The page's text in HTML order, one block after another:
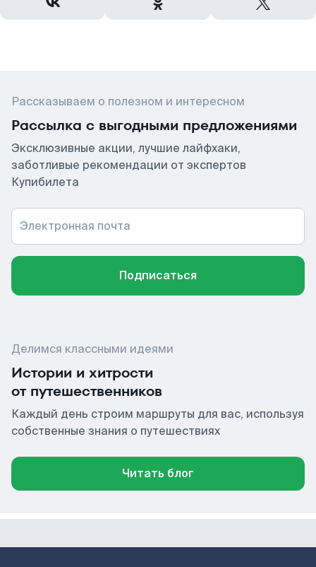
Рассказываем о полезном и интересном
Рассылка с выгодными предложениями
Эксклюзивные акции, лучшие лайфхаки,
заботливые рекомендации от экспертов
Купибилета
Электронная почта
Подписаться
Делимся классными идеями
Истории и хитрости
от путешественников
Каждый день строим маршруты для вас, используя
собственные знания о путешествиях
Читать блог